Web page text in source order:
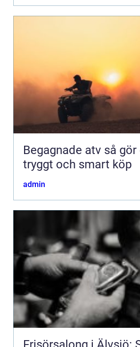
Begagnade atv så gör du ett
tryggt och smart köp
admin